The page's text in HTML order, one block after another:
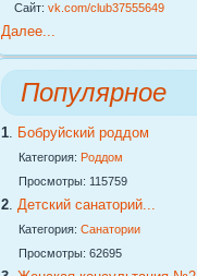
Сайт: vk.com/club37555649
Далее...
Популярное
1. Бобруйский роддом
Категория: Роддом
Просмотры: 115759
2. Детский санаторий...
Категория: Санатории
Просмотры: 62695